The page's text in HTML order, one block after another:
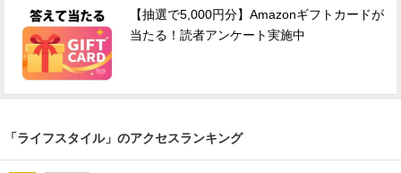
【抽選で5,000円分】Amazonギフトカードが
当たる！読者アンケート実施中
「ライフスタイル」のアクセスランキング